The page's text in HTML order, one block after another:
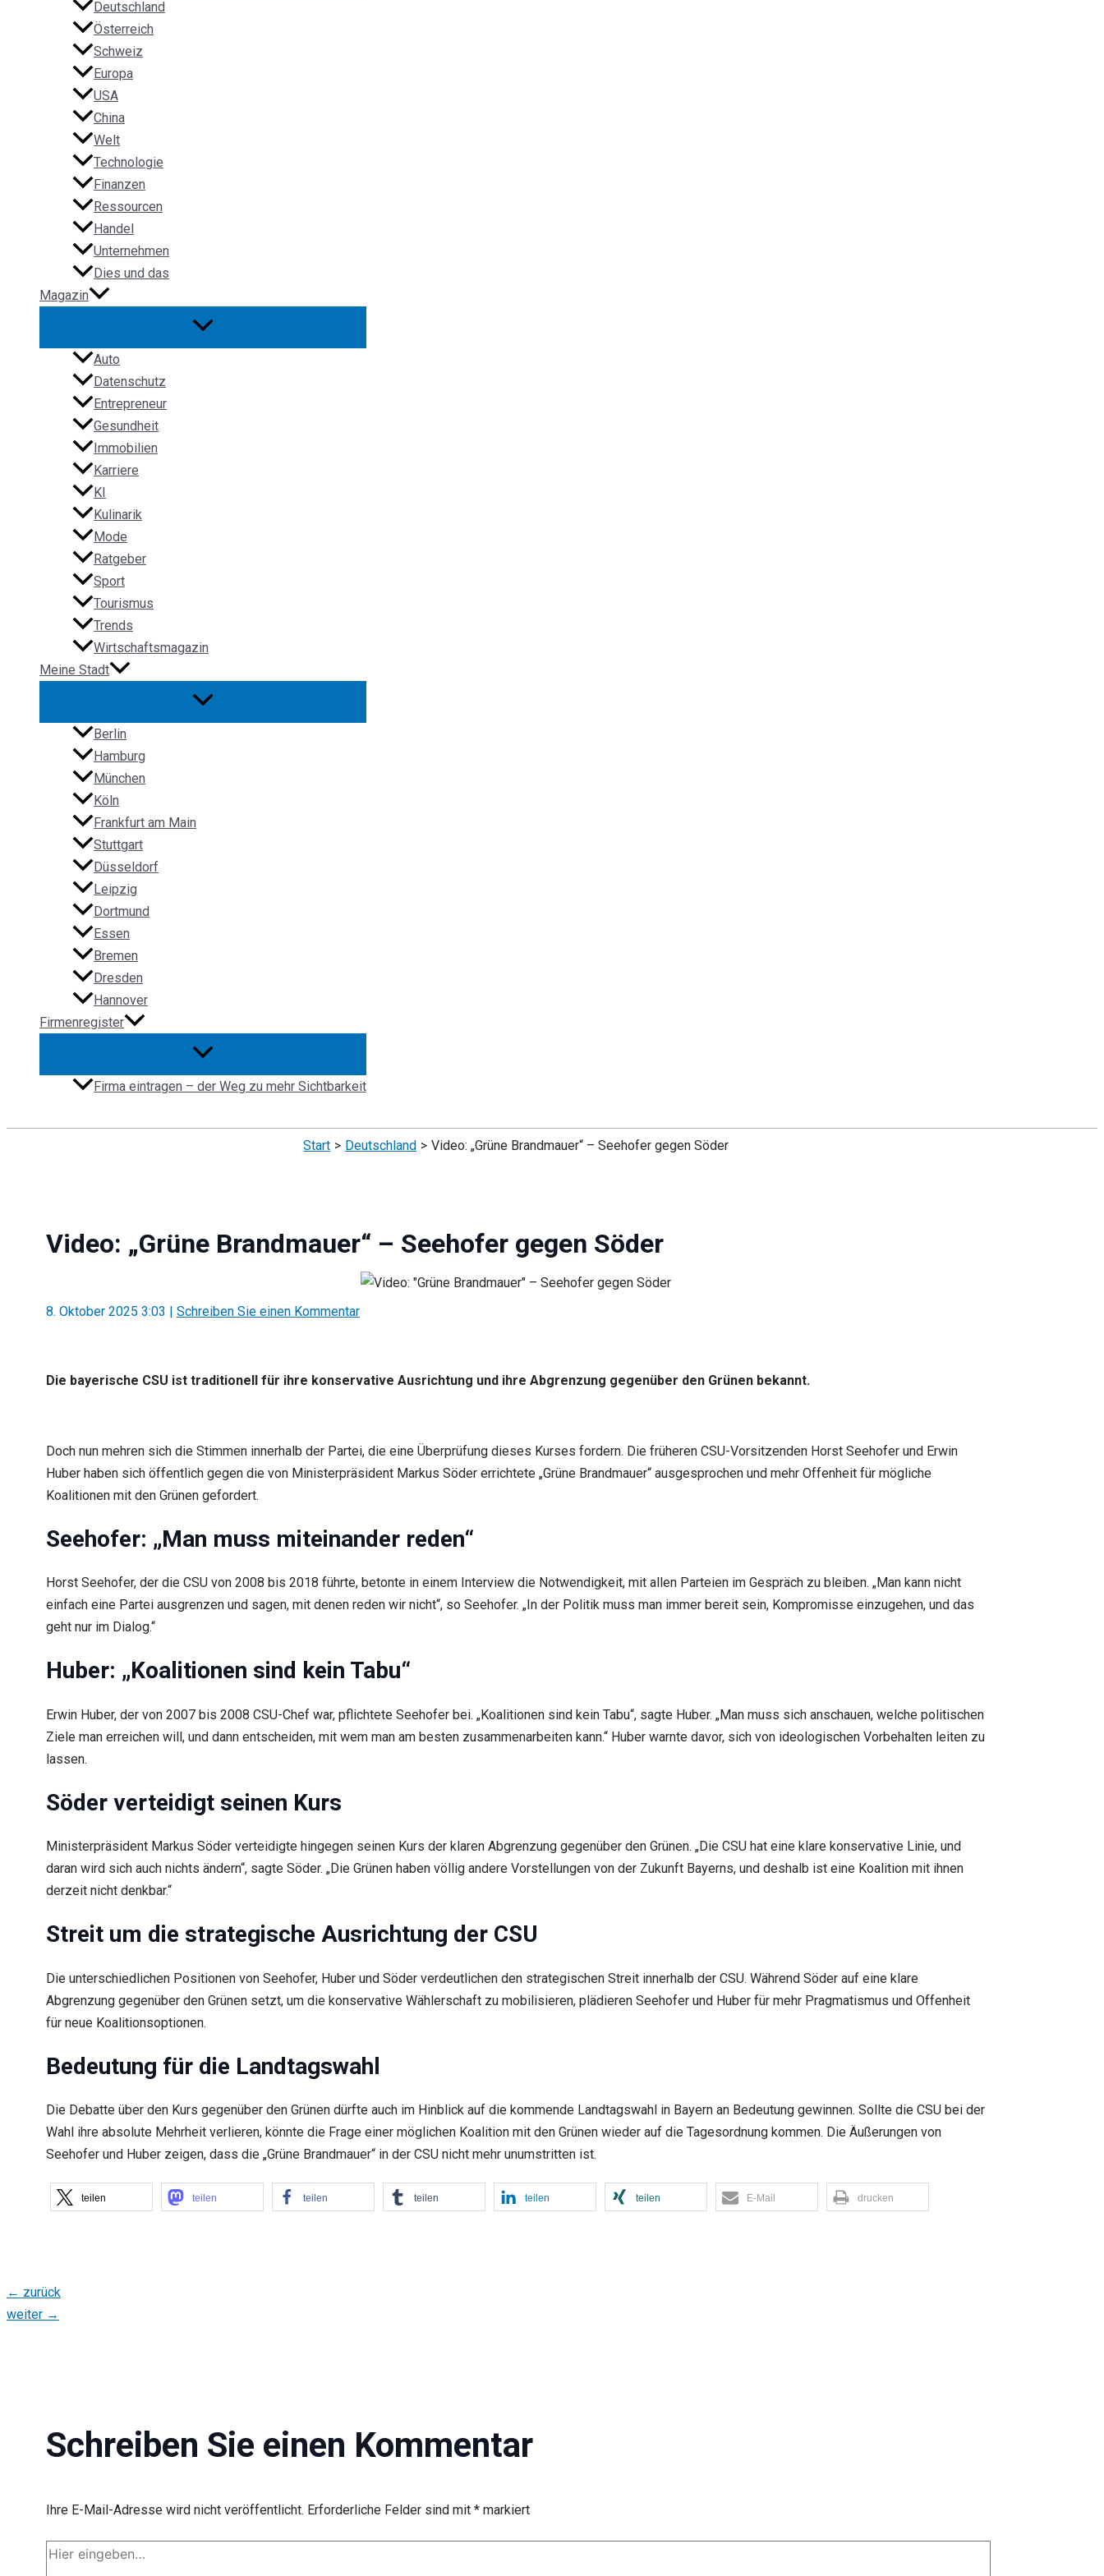
Deutschland
Österreich
Schweiz
Europa
USA
China
Welt
Technologie
Finanzen
Ressourcen
Handel
Unternehmen
Dies und das
Magazin
Auto
Datenschutz
Entrepreneur
Gesundheit
Immobilien
Karriere
KI
Kulinarik
Mode
Ratgeber
Sport
Tourismus
Trends
Wirtschaftsmagazin
Meine Stadt
Berlin
Hamburg
München
Köln
Frankfurt am Main
Stuttgart
Düsseldorf
Leipzig
Dortmund
Essen
Bremen
Dresden
Hannover
Firmenregister
Firma eintragen – der Weg zu mehr Sichtbarkeit
Start Deutschland Video: „Grüne Brandmauer“ – Seehofer gegen Söder
Video: „Grüne Brandmauer“ – Seehofer gegen Söder
8. Oktober 2025 3:03 | Schreiben Sie einen Kommentar
Die bayerische CSU ist traditionell für ihre konservative Ausrichtung und ihre Abgrenzung gegenüber den Grünen bekannt.
Doch nun mehren sich die Stimmen innerhalb der Partei, die eine Überprüfung dieses Kurses fordern. Die früheren CSU-Vorsitzenden Horst Seehofer und Erwin
Huber haben sich öffentlich gegen die von Ministerpräsident Markus Söder errichtete „Grüne Brandmauer“ ausgesprochen und mehr Offenheit für mögliche
Koalitionen mit den Grünen gefordert.
Seehofer: „Man muss miteinander reden“
Horst Seehofer, der die CSU von 2008 bis 2018 führte, betonte in einem Interview die Notwendigkeit, mit allen Parteien im Gespräch zu bleiben. „Man kann nicht
einfach eine Partei ausgrenzen und sagen, mit denen reden wir nicht“, so Seehofer. „In der Politik muss man immer bereit sein, Kompromisse einzugehen, und das
geht nur im Dialog.“
Huber: „Koalitionen sind kein Tabu“
Erwin Huber, der von 2007 bis 2008 CSU-Chef war, pflichtete Seehofer bei. „Koalitionen sind kein Tabu“, sagte Huber. „Man muss sich anschauen, welche politischen
Ziele man erreichen will, und dann entscheiden, mit wem man am besten zusammenarbeiten kann.“ Huber warnte davor, sich von ideologischen Vorbehalten leiten zu
lassen.
Söder verteidigt seinen Kurs
Ministerpräsident Markus Söder verteidigte hingegen seinen Kurs der klaren Abgrenzung gegenüber den Grünen. „Die CSU hat eine klare konservative Linie, und
daran wird sich auch nichts ändern“, sagte Söder. „Die Grünen haben völlig andere Vorstellungen von der Zukunft Bayerns, und deshalb ist eine Koalition mit ihnen
derzeit nicht denkbar.“
Streit um die strategische Ausrichtung der CSU
Die unterschiedlichen Positionen von Seehofer, Huber und Söder verdeutlichen den strategischen Streit innerhalb der CSU. Während Söder auf eine klare
Abgrenzung gegenüber den Grünen setzt, um die konservative Wählerschaft zu mobilisieren, plädieren Seehofer und Huber für mehr Pragmatismus und Offenheit
für neue Koalitionsoptionen.
Bedeutung für die Landtagswahl
Die Debatte über den Kurs gegenüber den Grünen dürfte auch im Hinblick auf die kommende Landtagswahl in Bayern an Bedeutung gewinnen. Sollte die CSU bei der
Wahl ihre absolute Mehrheit verlieren, könnte die Frage einer möglichen Koalition mit den Grünen wieder auf die Tagesordnung kommen. Die Äußerungen von
Seehofer und Huber zeigen, dass die „Grüne Brandmauer“ in der CSU nicht mehr unumstritten ist.
teilen teilen teilen teilen teilen teilen E-Mail drucken
← zurück
weiter →
Schreiben Sie einen Kommentar
Ihre E-Mail-Adresse wird nicht veröffentlicht. Erforderliche Felder sind mit * markiert
Hier